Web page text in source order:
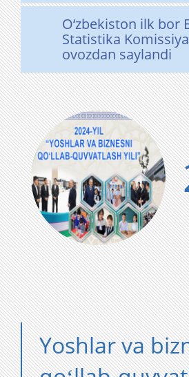
O‘zbekiston ilk bor
Statistika
ovozdan saylandi
Yoshlar va